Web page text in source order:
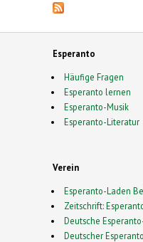
Esperanto
Häufige Fragen
Esperanto lernen
Esperanto-Musik
Esperanto-Literatur
Verein
Esperanto-Laden
Zeitschrift:
Deutsche
Deutscher